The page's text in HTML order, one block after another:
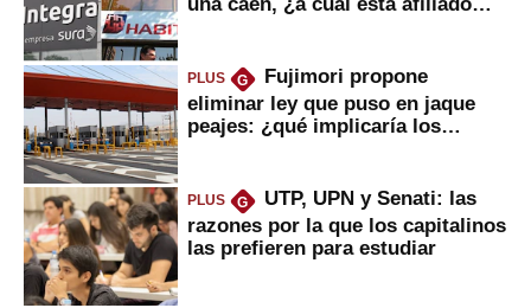
PLUS G
Fujimori propone
eliminar ley que puso en jaque
peajes: ¿qué implicaría los
PLUS G
UTP, UPN y Senati: las
razones por la que los capitalinos
las prefieren para estudiar